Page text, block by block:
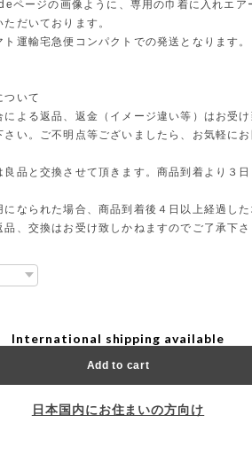
ページの画像ように、専用の巾着に入れエア
だいております。
ト運輸宅急便コンパクトでの発送となります。
ついて
による返品、返金（イメージ違い等）はお受け
さい。ご不明点等ございましたら、お気軽に
良品と交換させて頂きます。商品到着より３日
になられた場合、商品到着後４日以上経過し
品、交換はお受け致しかねますのでご了承下さ
International shipping available
Add to cart
日本国内にお住まいの方向け